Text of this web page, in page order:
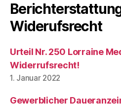
Widerufsrecht
Urteil Nr. 250 Lorraine
Widerrufsrecht!
1. Januar 2022
Gewerblicher